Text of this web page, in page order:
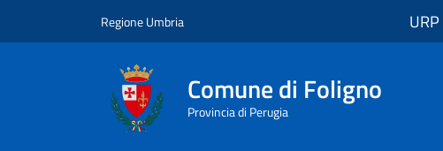
Regione Umbria URP
Comune di Foligno
Provincia di Perugia